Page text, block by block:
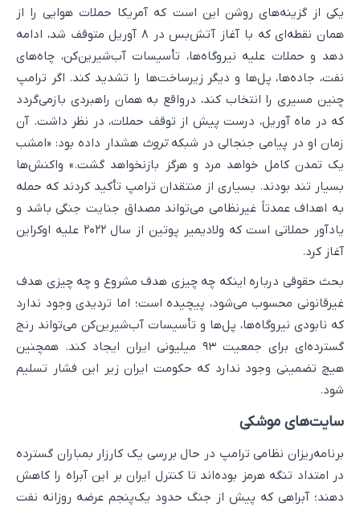
یکی از گزینه‌های روشن این است که آمریکا حملات هوایی را از
همان نقطه‌ای که با آغاز آتش‌بس در ۸ آوریل متوقف شد، ادامه
دهد و حملات علیه نیروگاه‌ها، تأسیسات آب‌شیرین‌کن، چاه‌های
نفت، جاده‌ها، پل‌ها و دیگر زیرساخت‌ها را تشدید کند. اگر ترامپ
چنین مسیری را انتخاب کند، درواقع به همان راهبردی بازمی‌گردد
که در ماه آوریل، درست پیش از توقف حملات، در نظر داشت. آن
زمان او در پیامی جنجالی در شبکهتروث هشدار داده بود: «امشب
یک تمدن کامل خواهد مرد و هرگز بازنخواهد گشت.» واکنش‌ها
بسیار تند بودند. بسیاری از منتقدان ترامپ تأکید کردند که حمله
به اهداف عمدتاً غیرنظامی می‌تواند مصداق جنایت جنگی باشد و
یادآور حملاتی است که ولادیمیر پوتین از سال ۲۰۲۲ علیه اوکراین
آغاز کرد.
بحث حقوقی درباره اینکه چه چیزی هدف مشروع و چه چیزی هدف
غیرقانونی محسوب می‌شود، پیچیده است؛ اما تردیدی وجود ندارد
که نابودی نیروگاه‌ها، پل‌ها و تأسیسات آب‌شیرین‌کن می‌تواند رنج
گسترده‌ای برای جمعیت ۹۳ میلیونی ایران ایجاد کند. همچنین
هیچ تضمینی وجود ندارد که حکومت ایران زیر این فشار تسلیم
شود.
سایت‌های موشکی
برنامه‌ریزان نظامی ترامپ در حال بررسی یک کارزار بمباران گسترده
در امتداد تنگه هرمز بوده‌اند تا کنترل ایران بر این آبراه را کاهش
دهند؛ آبراهی که پیش از جنگ حدود یک‌پنجم عرضه روزانه نفت